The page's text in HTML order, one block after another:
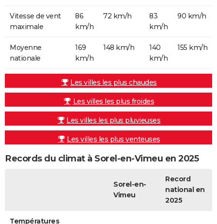
Vitesse de vent
maximale
86
km/h
72 km/h
83
km/h
90 km/h
Moyenne
nationale
169
km/h
148 km/h
140
km/h
155 km/h
Les villes les plus chaudes
Les villes les plus froides
Les villes les plus pluvieuses
Les villes les plus venteuses
Records du climat à Sorel-en-Vimeu en 2025
Sorel-en-
Vimeu
Record
national en
2025
Températures